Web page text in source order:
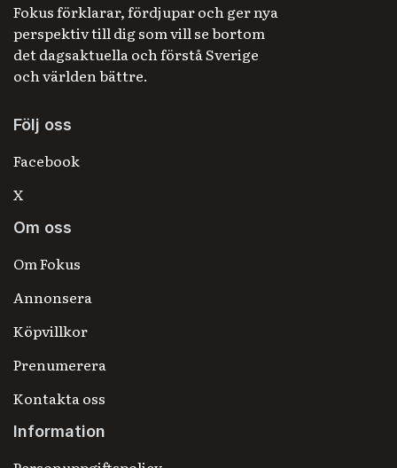
Fokus förklarar, fördjupar och ger nya
perspektiv till dig som vill se bortom
det dagsaktuella och förstå Sverige
och världen bättre.
Följ oss
Facebook
X
Om oss
Om Fokus
Annonsera
Köpvillkor
Prenumerera
Kontakta oss
Information